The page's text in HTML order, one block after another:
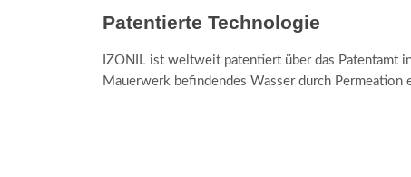
Patentierte Technologie
IZONIL ist weltweit patentiert über das Patentamt
Mauerwerk befindendes Wasser durch Permeation